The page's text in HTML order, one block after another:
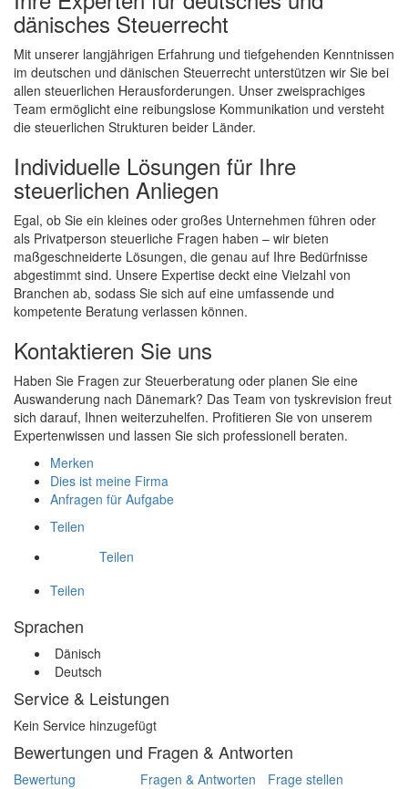
dänisches Steuerrecht
Mit unserer langjährigen Erfahrung und tiefgehenden Kenntnissen
im deutschen und dänischen Steuerrecht unterstützen wir Sie bei
allen steuerlichen Herausforderungen. Unser zweisprachiges
Team ermöglicht eine reibungslose Kommunikation und versteht
die steuerlichen Strukturen beider Länder.
Individuelle Lösungen für Ihre
steuerlichen Anliegen
Egal, ob Sie ein kleines oder großes Unternehmen führen oder
als Privatperson steuerliche Fragen haben – wir bieten
maßgeschneiderte Lösungen, die genau auf Ihre Bedürfnisse
abgestimmt sind. Unsere Expertise deckt eine Vielzahl von
Branchen ab, sodass Sie sich auf eine umfassende und
kompetente Beratung verlassen können.
Kontaktieren Sie uns
Haben Sie Fragen zur Steuerberatung oder planen Sie eine
Auswanderung nach Dänemark? Das Team von tyskrevision freut
sich darauf, Ihnen weiterzuhelfen. Profitieren Sie von unserem
Expertenwissen und lassen Sie sich professionell beraten.
Merken
Dies ist meine Firma
Anfragen für Aufgabe
Teilen
Teilen
Teilen
Sprachen
Dänisch
Deutsch
Service & Leistungen
Kein Service hinzugefügt
Bewertungen und Fragen & Antworten
Bewertung Fragen & Antworten
Frage stellen